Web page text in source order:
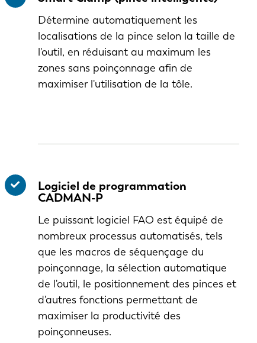
Détermine automatiquement les
localisations de la pince selon la taille de
l'outil, en réduisant au maximum les
zones sans poinçonnage afin de
maximiser l'utilisation de la tôle.
Logiciel de programmation
CADMAN-P
Le puissant logiciel FAO est équipé de
nombreux processus automatisés, tels
que les macros de séquençage du
poinçonnage, la sélection automatique
de l'outil, le positionnement des pinces et
d'autres fonctions permettant de
maximiser la productivité des
poinçonneuses.